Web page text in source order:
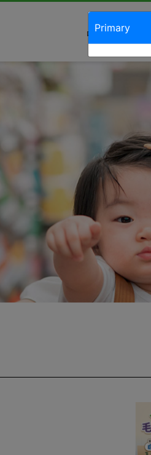
品牌故事
Primary